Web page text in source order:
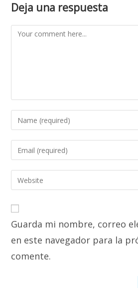
Deja una respuesta
Comment
Enter
your
name
to
comment
Enter
your
email
address
Enter
your
URL
(optional)
Guarda mi nombre, correo
en este navegador para la
comente.